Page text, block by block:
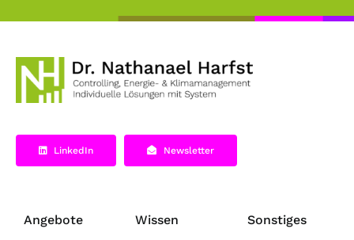
LinkedIn Newsletter
Angebote
Wissen
Sonstiges